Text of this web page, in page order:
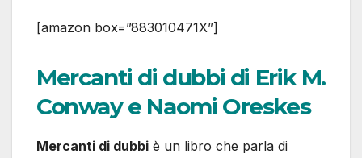
[amazon box=”883010471X”]
Mercanti di dubbi di Erik M.
Conway e Naomi Oreskes
Mercanti di dubbi è un libro che parla di